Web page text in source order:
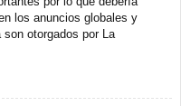
los anuncios globales y
otorgados por La